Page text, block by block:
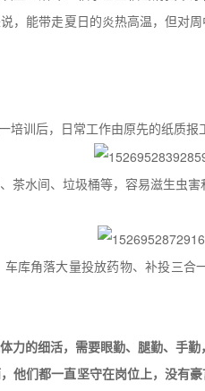
，能带走夏日的炎热高温，但对
训后，日常工作由原先的纸质
水间、垃圾桶等，容易滋生虫害
库角落大量投放药物、补投三
的细活，需要眼勤、腿勤、手勤
他们都一直坚守在岗位上，没有